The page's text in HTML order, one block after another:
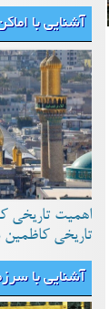
آشنایی با
اهمیت تاریخی
تاریخی کاظمین
آشنایی با